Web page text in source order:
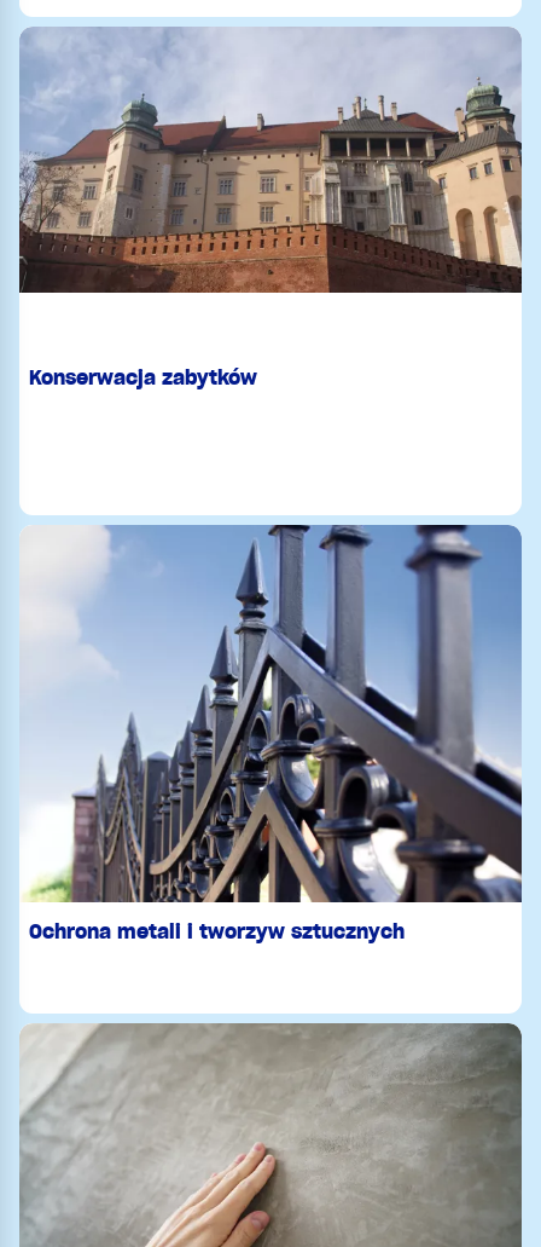
Konserwacja zabytków
Ochrona metali i tworzyw sztucznych